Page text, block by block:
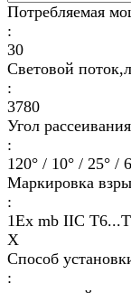
Потребляемая
:
30
Световой
:
3780
Угол
:
120° / 10° / 25° /
Маркировка
:
1Ex mb IIC
X
Способ
: